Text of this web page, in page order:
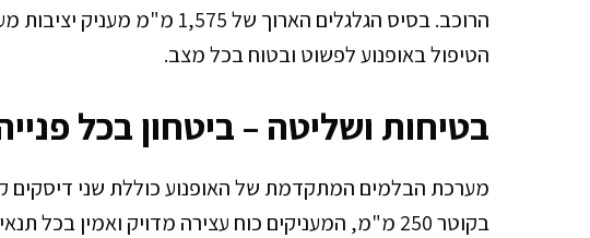
הרוכב. בסיס הגלגלים הארוך של
הטיפול באופנוע לפשוט ובטוח בכל מצב.
בטיחות ושליטה – ביטחון בכל
בקוטר 250 מ"מ, המעניקים כוח עצירה מדויק ואמין